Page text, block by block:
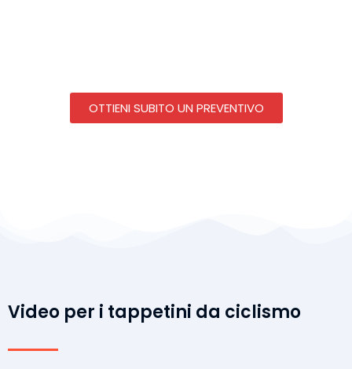
OTTIENI SUBITO UN PREVENTIVO
Video per i tappetini da ciclismo